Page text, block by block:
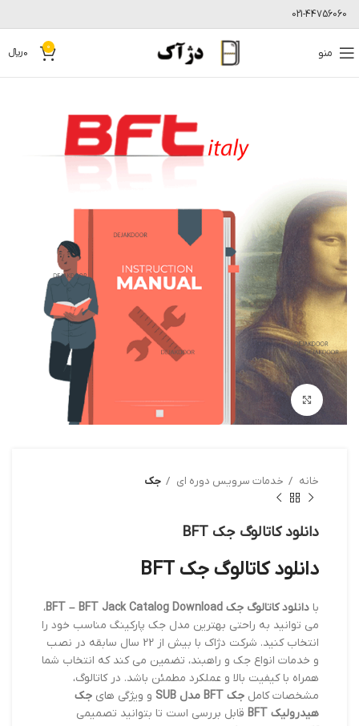
021-44756060
منو 0
0﷼
بزرگنمایی تصویر
خانه خدمات سرویس دوره ای جک
دانلود کاتالوگ جک BFT
دانلود کاتالوگ جک BFT
با دانلود کاتالوگ جک BFT – BFT Jack Catalog Download
،
می توانید به راحتی بهترین مدل جک پارکینگ مناسب خود را
انتخاب کنید. شرکت دژاک با بیش از 22 سال سابقه در نصب
و خدمات انواع جک و راهبند، تضمین می کند که انتخاب شما
همراه با کیفیت بالا و عملکرد مطمئن باشد. در کاتالوگ،
مشخصات کامل جک BFT مدل SUB و ویژگی های جک
هیدرولیک BFT
قابل بررسی است تا بتوانید تصمیمی